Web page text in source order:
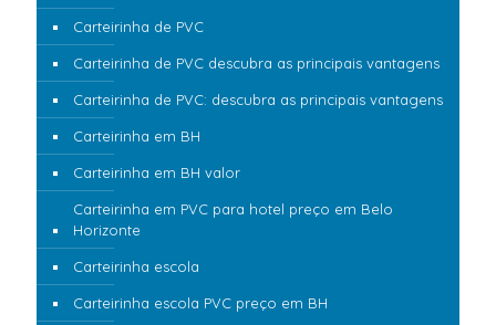
Carteirinha de PVC
Carteirinha de PVC descubra as principais vantagens
Carteirinha de PVC: descubra as principais vantagens
Carteirinha em BH
Carteirinha em BH valor
Carteirinha em PVC para hotel preço em Belo
Horizonte
Carteirinha escola
Carteirinha escola PVC preço em BH